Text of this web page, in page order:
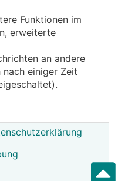
Funktionen im
erweiterte
an andere
einiger Zeit